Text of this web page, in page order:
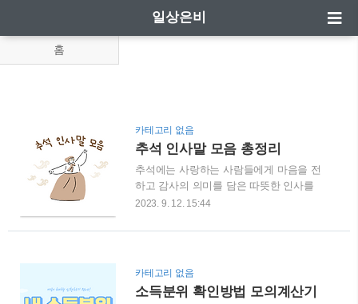
일상은비
홈
카테고리 없음
추석 인사말 모음 총정리
추석에는 사랑하는 사람들에게 마음을 전
하고 감사의 의미를 담은 따뜻한 인사를
건네게 됩니다. 그러나 때로는 그 마음을
다. 더욱이 바쁜 일상 속에서 짧은 휴식 시
동료 등 다양한 관계에 걸쳐 사용할 수 있
는 다양한 추석 인사말을 준비했습니다.
2023. 9. 12. 15:44
카테고리 없음
소득분위 확인방법 모의계산기